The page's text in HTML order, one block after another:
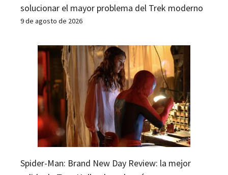
solucionar el mayor problema del Trek moderno
9 de agosto de 2026
Spider-Man: Brand New Day Review: la mejor